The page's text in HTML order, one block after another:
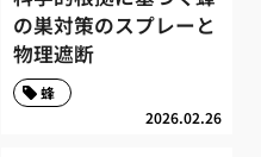
の巣対策のスプレーと
物理遮断
2026.02.26
蜂